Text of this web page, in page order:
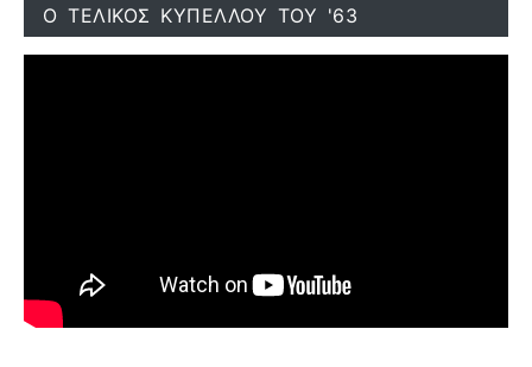
Ο ΤΕΛΙΚΟΣ ΚΥΠΕΛΛΟΥ ΤΟΥ '63